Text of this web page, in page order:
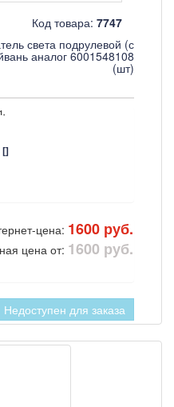
Код товара: 7747
света подрулевой (с
аналог 6001548108
(шт)
[]
цена: 1600 руб.
цена от: 1600 руб.
Недоступен для заказа